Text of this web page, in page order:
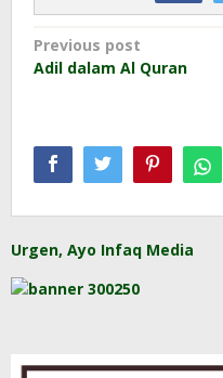
Post
navigation
Previous post
Adil dalam Al Quran
Urgen, Ayo Infaq Media